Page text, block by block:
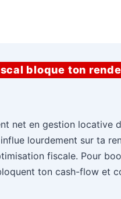
bloque ton
net en gestion locative
lourdement sur ta
fiscale. Pour
ton cash-flow et